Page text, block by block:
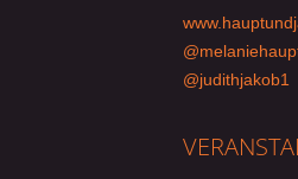
@judithjakob1